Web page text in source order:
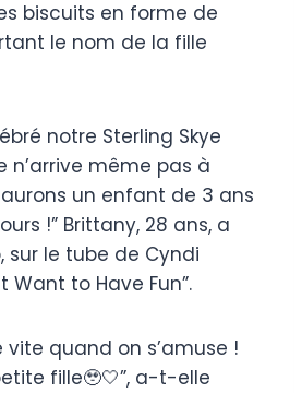
biscuits en forme de
le nom de la fille
notre Sterling Skye
n’arrive même pas à
un enfant de 3 ans
!” Brittany, 28 ans, a
sur le tube de Cyndi
Want to Have Fun”.
vite quand on s’amuse !
fille🥹🤍”, a-t-elle